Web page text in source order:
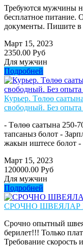
Требуются мужчины
бесплатное
документы. Пишите в
Март 15, 2023
2350.00 Руб
Для мужчин
Подробней
Курьер. Төлөө
свободный. Без
- Төлөө саатына 250-
тапсаныз болот -
жакын иштесе болот -
Март 15, 2023
120000.00 Руб
Для мужчин
Подробней
СРОЧНО ШВЕЯЛАР
Срочно опытный
берилет!!! Только
Требование скорость